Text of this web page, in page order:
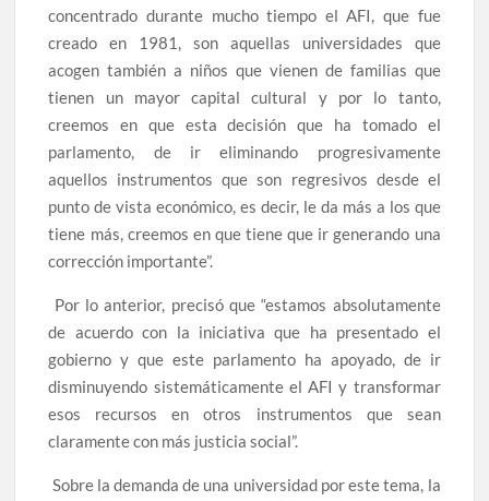
concentrado durante mucho tiempo el AFI, que fue
creado en 1981, son aquellas universidades que
acogen también a niños que vienen de familias que
tienen un mayor capital cultural y por lo tanto,
creemos en que esta decisión que ha tomado el
parlamento, de ir eliminando progresivamente
aquellos instrumentos que son regresivos desde el
punto de vista económico, es decir, le da más a los que
tiene más, creemos en que tiene que ir generando una
corrección importante”.
Por lo anterior, precisó que “estamos absolutamente
de acuerdo con la iniciativa que ha presentado el
gobierno y que este parlamento ha apoyado, de ir
disminuyendo sistemáticamente el AFI y transformar
esos recursos en otros instrumentos que sean
claramente con más justicia social”.
Sobre la demanda de una universidad por este tema, la